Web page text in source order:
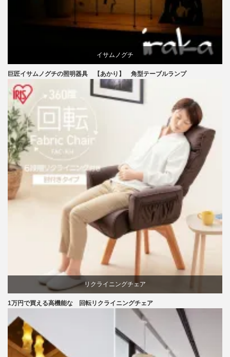
イサムノグチ
国産
巨匠イサムノグチの照明器具 【あかり】 角型テーブルランプ
リクライニングチェア
椅子
1万円で買える高機能な 回転リクライニングチェア